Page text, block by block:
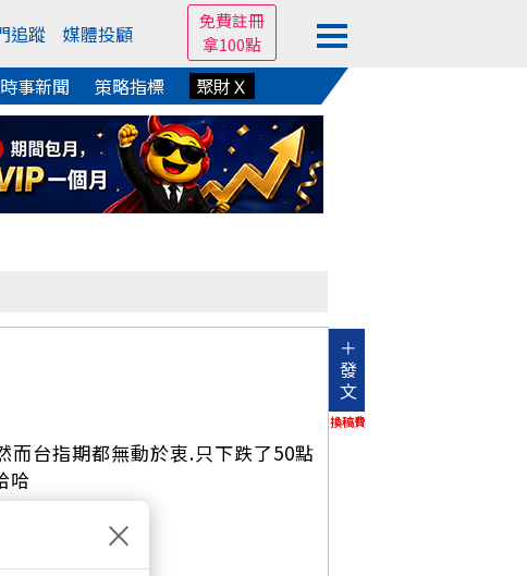
追蹤 媒體投顧
免費註冊
拿100點
時事新聞 策略指標 聚財Ｘ
＋
發
文
換稿費
而台指期都無動於衷.只下跌了50點
哈
×